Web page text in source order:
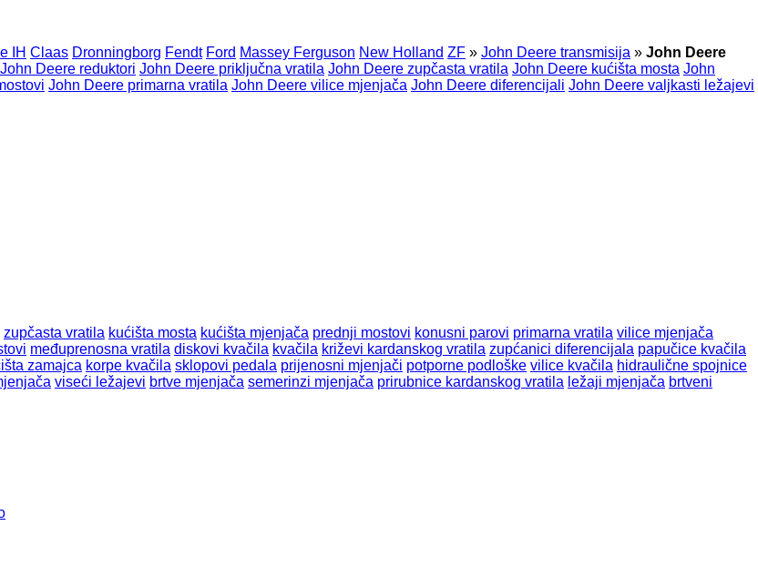
IH Claas Dronningborg Fendt Ford Massey Ferguson New Holland ZF » John Deere transmisija » John Deere
John Deere reduktori John Deere priključna vratila John Deere zupčasta vratila John Deere kućišta mosta John
John Deere primarna vratila John Deere vilice mjenjača John Deere diferencijali John Deere valjkasti ležajevi
zupčasta vratila kućišta mosta kućišta mjenjača prednji mostovi konusni parovi primarna vratila vilice mjenjača
međuprenosna vratila diskovi kvačila kvačila križevi kardanskog vratila zupćanici diferencijala papučice kvačila
zamajca korpe kvačila sklopovi pedala prijenosni mjenjači potporne podloške vilice kvačila hidraulične spojnice
viseći ležajevi brtve mjenjača semerinzi mjenjača prirubnice kardanskog vratila ležaji mjenjača brtveni